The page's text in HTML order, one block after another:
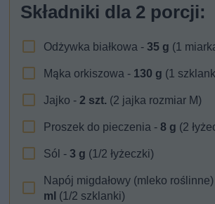
Składniki dla 2 porcji:
Odżywka białkowa -35 g (1
Mąka orkiszowa - 130 g (1
Jajko -2 szt. (2 jajka rozmiar M)
Proszek do pieczenia -8 g (2
Sól -3 g (1/2 łyżeczki)
Napój migdałowy (mleko roślinne)
ml (1/2 szklanki)